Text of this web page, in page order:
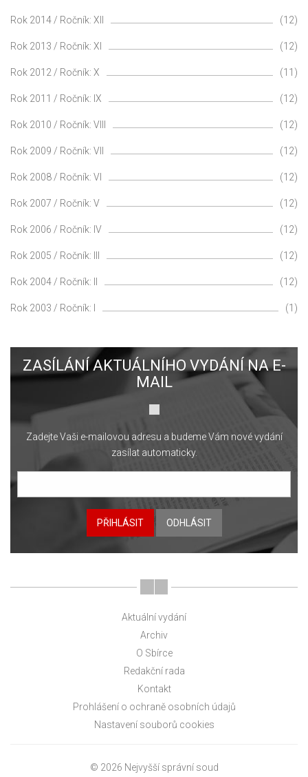
Rok 2014 / Ročník: XII (12)
Rok 2013 / Ročník: XI (12)
Rok 2012 / Ročník: X (11)
Rok 2011 / Ročník: IX (12)
Rok 2010 / Ročník: VIII (12)
Rok 2009 / Ročník: VII (12)
Rok 2008 / Ročník: VI (12)
Rok 2007 / Ročník: V (12)
Rok 2006 / Ročník: IV (12)
Rok 2005 / Ročník: III (12)
Rok 2004 / Ročník: II (12)
Rok 2003 / Ročník: I (1)
ZASÍLÁNÍ AKTUÁLNÍHO VYDÁNÍ NA E-
MAIL
Zadejte Vaši e-mailovou adresu a budeme Vám nové vydání
zasílat automaticky.
PŘIHLÁSIT ODHLÁSIT
Aktuální vydání
Archiv
O Sbírce
Redakční rada
Kontakt
Prohlášení o ochraně osobních údajů
Nastavení souborů cookies
© 2026 Nejvyšší správní soud